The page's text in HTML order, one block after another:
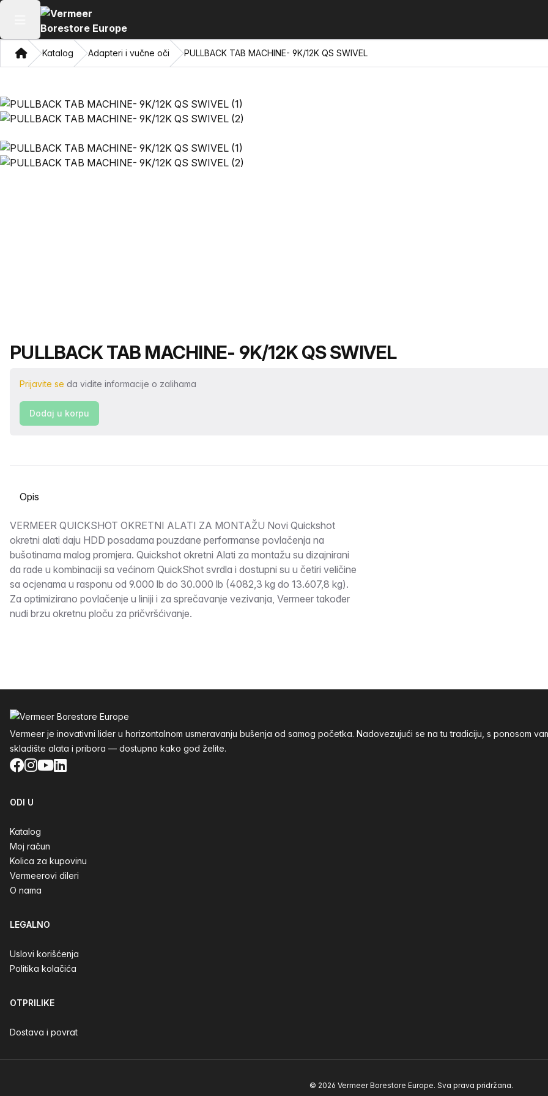
Otvori glavni meni
DomKatalog Adapteri i vučne oči PULLBACK TAB MACHINE- 9K/12K QS SWIVEL
Naziv proizvoda
PULLBACK TAB MACHINE- 9K/12K QS SWIVEL
Prijavite se da vidite informacije o zalihama
Dodaj u korpu
Odaberite karticu
Opis
VERMEER QUICKSHOT OKRETNI ALATI ZA MONTAŽU Novi Quickshot
okretni alati daju HDD posadama pouzdane performanse povlačenja na
bušotinama malog promjera. Quickshot okretni Alati za montažu su dizajnirani
da rade u kombinaciji sa većinom QuickShot svrdla i dostupni su u četiri veličine
sa ocjenama u rasponu od 9.000 lb do 30.000 lb (4082,3 kg do 13.607,8 kg).
Za optimizirano povlačenje u liniji i za sprečavanje vezivanja, Vermeer također
nudi brzu okretnu ploču za pričvršćivanje.
Vermeer je inovativni lider u horizontalnom usmeravanju bušenja od samog početka. Nadovezujući se na tu tradiciju, s ponosom
skladište alata i pribora — dostupno kako god želite.
Facebook
Instagram
YouTube
LinkedIn
ODI U
Katalog
Moj račun
Kolica za kupovinu
Vermeerovi dileri
O nama
LEGALNO
Uslovi korišćenja
Politika kolačića
OTPRILIKE
Dostava i povrat
© 2026 Vermeer Borestore Europe. Sva prava pridržana.